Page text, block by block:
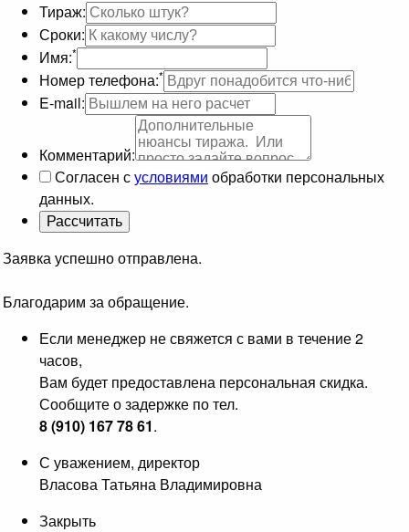
Тираж:
Сроки:
Имя:*
Номер телефона:*
E-mail:
Комментарий:
Согласен сусловиями обработки персональных
данных.
Заявка успешно отправлена.
Благодарим за обращение.
Если менеджер не свяжется с вами в течение 2
часов,
Вам будет предоставлена персональная скидка.
Сообщите о задержке по тел.
8 (910) 167 78 61.
С уважением, директор
Власова Татьяна Владимировна
Закрыть